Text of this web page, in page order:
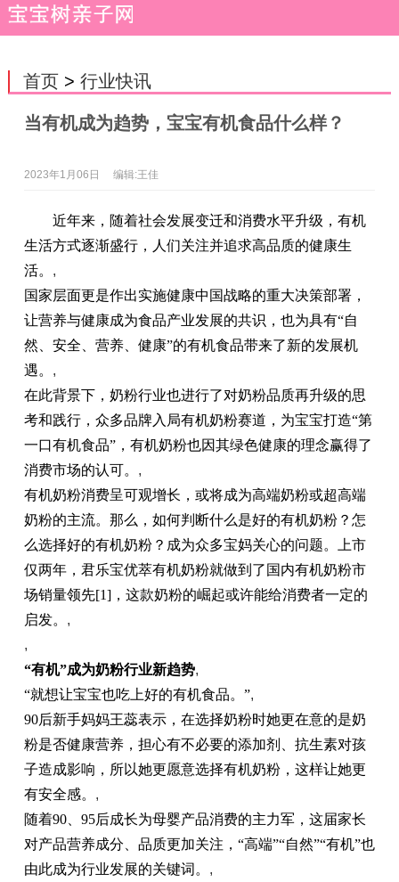
首页> 行业快讯
当有机成为趋势，宝宝有机食品什么样？
2023年1月06日 编辑:王佳
近年来，随着社会发展变迁和消费水平升级，有机
生活方式逐渐盛行，人们关注并追求高品质的健康生
活。 ,
国家层面更是作出实施健康中国战略的重大决策部署，
让营养与健康成为食品产业发展的共识，也为具有“自
然、安全、营养、健康”的有机食品带来了新的发展机
遇。 ,
在此背景下，奶粉行业也进行了对奶粉品质再升级的思
考和践行，众多品牌入局有机奶粉赛道，为宝宝打造“第
一口有机食品”，有机奶粉也因其绿色健康的理念赢得了
消费市场的认可。 ,
有机奶粉消费呈可观增长，或将成为高端奶粉或超高端
奶粉的主流。那么，如何判断什么是好的有机奶粉？怎
么选择好的有机奶粉？成为众多宝妈关心的问题。上市
仅两年，君乐宝优萃有机奶粉就做到了国内有机奶粉市
场销量领先[1]，这款奶粉的崛起或许能给消费者一定的
启发。 ,
,
“有机”成为奶粉行业新趋势,
“就想让宝宝也吃上好的有机食品。”,
90后新手妈妈王蕊表示，在选择奶粉时她更在意的是奶
粉是否健康营养，担心有不必要的添加剂、抗生素对孩
子造成影响，所以她更愿意选择有机奶粉，这样让她更
有安全感。 ,
随着90、95后成长为母婴产品消费的主力军，这届家长
对产品营养成分、品质更加关注，“高端”“自然”“有机”也
由此成为行业发展的关键词。 ,